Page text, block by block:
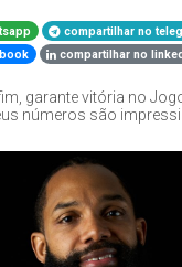
compartilhar no
compartilhar no
garante vitória no
números são